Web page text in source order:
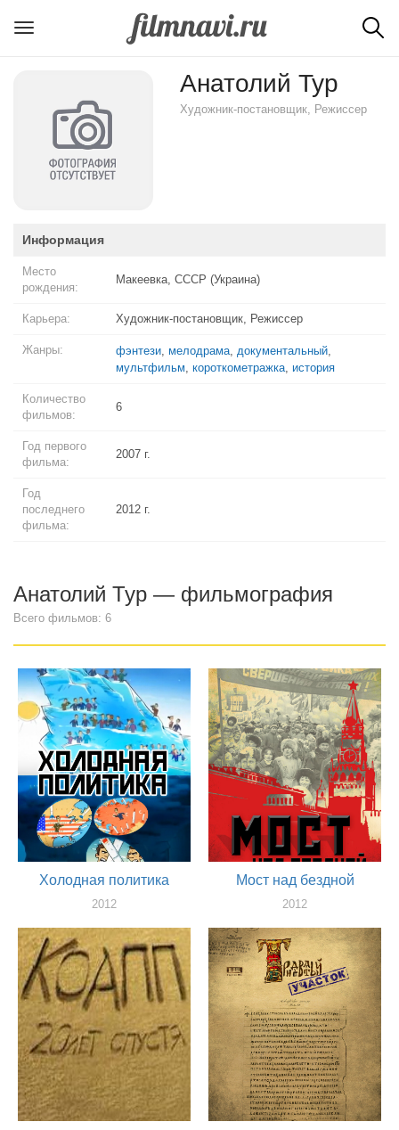
Анатолий Тур
Художник-постановщик, Режиссер
Информация
Место
рождения:
Макеевка, СССР (Украина)
Карьера: Художник-постановщик, Режиссер
Жанры: фэнтези мелодрама документальный
мультфильм короткометражка история
Количество
фильмов:
6
Год первого
фильма:
2007 г.
Год
последнего
фильма:
2012 г.
Анатолий Тур — фильмография
Всего фильмов: 6
Холодная политика
2012
Мост над бездной
2012